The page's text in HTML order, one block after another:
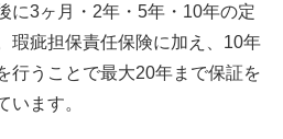
に3ヶ月・2年・5年・10年の定
瑕疵担保責任保険に加え、10年
行うことで最大20年まで保証を
います。